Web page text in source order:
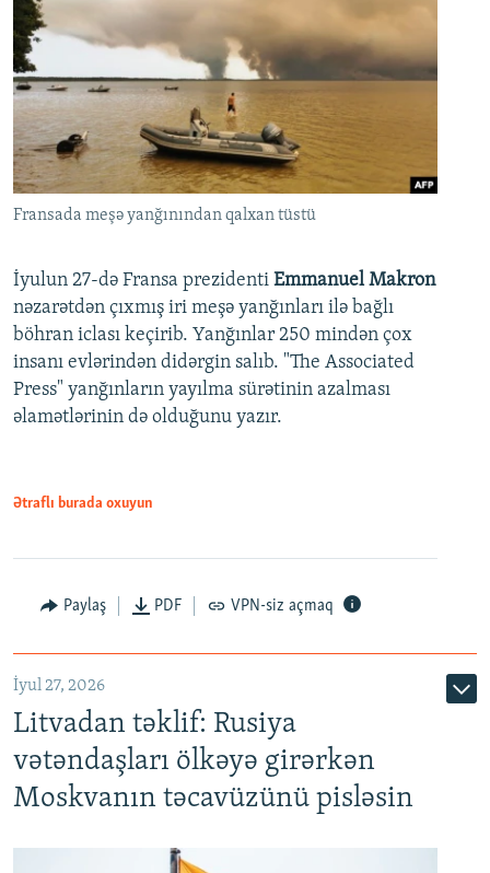
Fransada meşə yanğınından qalxan tüstü
İyulun 27-də Fransa prezidenti Emmanuel Makron
nəzarətdən çıxmış iri meşə yanğınları ilə bağlı
böhran iclası keçirib. Yanğınlar 250 mindən çox
insanı evlərindən didərgin salıb. "The Associated
Press" yanğınların yayılma sürətinin azalması
əlamətlərinin də olduğunu yazır.
Ətraflı burada oxuyun
Paylaş PDF VPN-siz açmaq
İyul 27, 2026
Litvadan təklif: Rusiya
vətəndaşları ölkəyə girərkən
Moskvanın təcavüzünü pisləsin